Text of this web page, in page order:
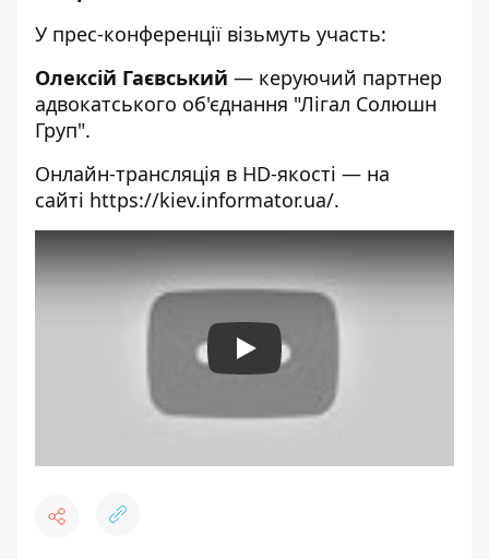
У прес-конференції візьмуть участь:
Олексій Гаєвський — керуючий партнер
адвокатського об'єднання "Лігал Солюшн
Груп".
Онлайн-трансляція в HD-якості — на
сайті https://kiev.informator.ua/.
Play